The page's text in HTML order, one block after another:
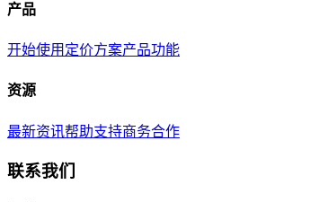
产品
开始使用 定价方案产品功能
资源
最新资讯帮助支持商务合作
联系我们